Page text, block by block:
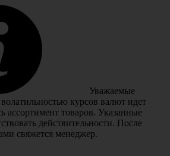
Уважаемые
курсов валют идет
ассортимент товаров. Указанные
действительности. После
свяжется менеджер.